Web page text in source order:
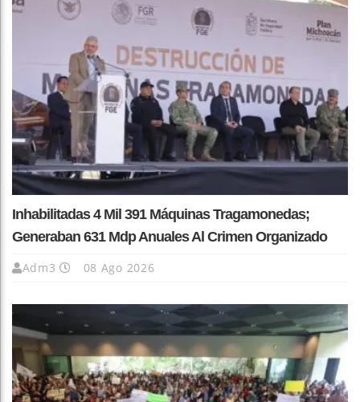
Inhabilitadas 4 Mil 391 Máquinas Tragamonedas;
Generaban 631 Mdp Anuales Al Crimen Organizado
Adm3 08 Ago 2026